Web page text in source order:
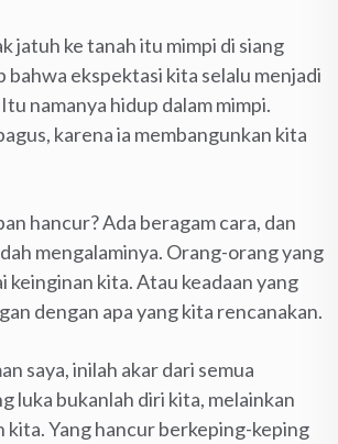
jatuh ke tanah itu mimpi di siang
bahwa ekspektasi kita selalu menjadi
namanya hidup dalam mimpi.
karena ia membangunkan kita
hancur? Ada beragam cara, dan
mengalaminya. Orang-orang yang
keinginan kita. Atau keadaan yang
dengan apa yang kita rencanakan.
saya, inilah akar dari semua
luka bukanlah diri kita, melainkan
kita. Yang hancur berkeping-keping